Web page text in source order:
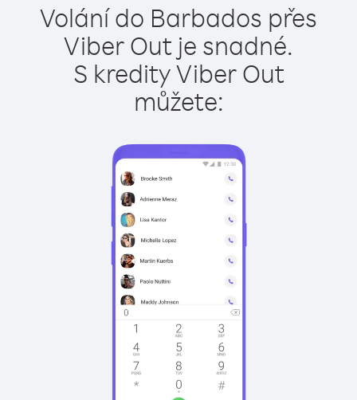
Volání do Barbados přes
Viber Out je snadné.
S kredity Viber Out
můžete: